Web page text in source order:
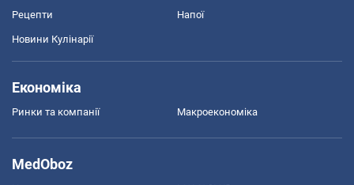
Рецепти Напої
Новини Кулінарії
Економіка
Ринки та компанії Макроекономіка
MedOboz